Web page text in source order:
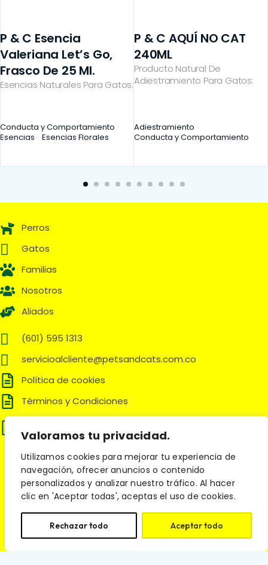
Valoramos tu privacidad.
Utilizamos cookies para mejorar tu experiencia de
navegación, ofrecer anuncios o contenido
personalizados y analizar nuestro tráfico. Al hacer
clic en 'Aceptar todas', aceptas el uso de cookies.
Rechazar todo Aceptar todo
Esencias Naturales Para Gatos:
P & C Esencia
Valeriana Let’s Go,
Frasco De 25 Ml.
Conducta y Comportamiento
Esencias
Esencias Florales
Producto Natural De
Adiestramiento Para Gatos:
P & C AQUÍ NO CAT
240ML
Adiestramiento
Conducta y Comportamiento
Perros
Gatos
Familias
Nosotros
Aliados
(601) 595 1313
servicioalcliente@petsandcats.com.co
Política de cookies
Términos y Condiciones
personales
Síguenos en:
© 2025 Pets and Cats. Todos los derechos reservados.